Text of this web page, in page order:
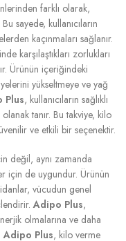
farklı olarak,
sayede, kullanıcıların
kaçınmaları sağlanır.
karşılaştıkları zorlukları
Ürünün içeriğindeki
yükseltmeye ve yağ
Plus, kullanıcıların sağlıklı
tanır. Bu takviye, kilo
ve etkili bir seçenektir.
değil, aynı zamanda
için de uygundur. Ürünün
vücudun genel
Adipo Plus,
olmalarına ve daha
Adipo Plus, kilo verme